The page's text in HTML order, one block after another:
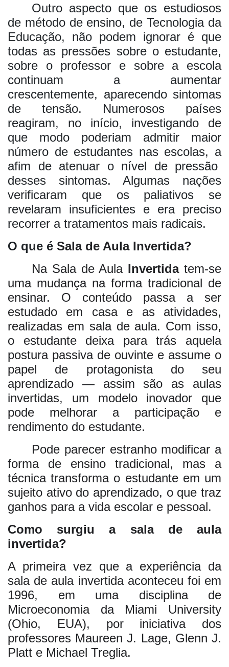
Outro aspecto que os estudiosos
de método de ensino, de Tecnologia da
Educação, não podem ignorar é que
todas as pressões sobre o estudante,
sobre o professor e sobre a escola
continuam a aumentar
crescentemente, aparecendo sintomas
de tensão. Numerosos países
reagiram, no início, investigando de
que modo poderiam admitir maior
número de estudantes nas escolas, a
afim de atenuar o nível de pressão
desses sintomas. Algumas nações
verificaram que os paliativos se
revelaram insuficientes e era preciso
recorrer a tratamentos mais radicais.
O que é Sala de Aula Invertida?
Na Sala de Aula Invertidatem-se
uma mudança na forma tradicional de
ensinar. O conteúdo passa a ser
estudado em casa e as atividades,
realizadas em sala de aula. Com isso,
o estudante deixa para trás aquela
postura passiva de ouvinte e assume o
papel de protagonista do seu
aprendizado — assim são as aulas
invertidas, um modelo inovador que
pode melhorar a participação e
rendimento do estudante.
Pode parecer estranho modificar a
forma de ensino tradicional, mas a
técnica transforma o estudante em um
sujeito ativo do aprendizado, o que traz
ganhos para a vida escolar e pessoal.
Como surgiu a sala de aula
invertida?
A primeira vez que a experiência da
sala de aula invertida aconteceu foi em
1996, em uma disciplina de
Microeconomia da Miami University
(Ohio, EUA), por iniciativa dos
professores Maureen J. Lage, Glenn J.
Platt e Michael Treglia.